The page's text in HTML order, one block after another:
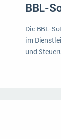
BBL-
Die BBL-
im
und